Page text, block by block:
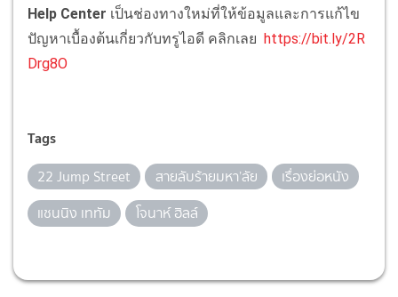
Help Center เป็นช่องทางใหม่ที่ให้ข้อมูลและการแก้ไข
ปัญหาเบื้องต้นเกี่ยวกับทรูไอดี คลิกเลย https://bit.ly/2R
Drg8O
Tags
22 Jump Street สายลับร้ายมหา’ลัย
เรื่องย่อหนัง
แชนนิง เททัม
โจนาห์ ฮิลล์